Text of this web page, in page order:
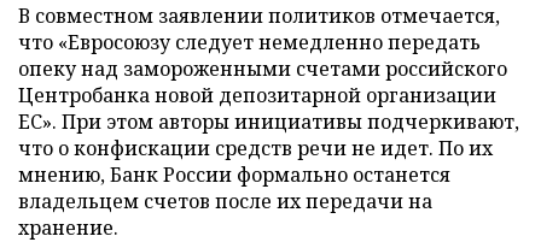
В совместном заявлении политиков отмечается,
что «Евросоюзу следует немедленно передать
опеку над замороженными счетами российского
Центробанка новой депозитарной организации
ЕС». При этом авторы инициативы подчеркивают,
что о конфискации средств речи не идет. По их
мнению, Банк России формально останется
владельцем счетов после их передачи на
хранение.